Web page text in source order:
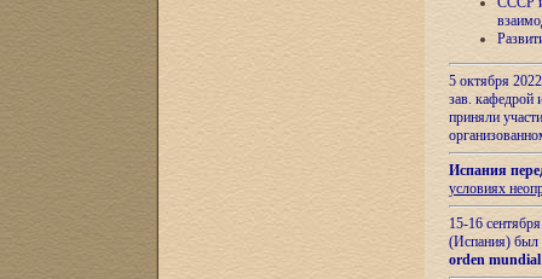
5 октября
зав.
приняли
Испания
условиях
15-16
(Испания) был
orden